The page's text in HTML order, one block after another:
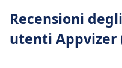
Recensioni degli
utenti Appvizer